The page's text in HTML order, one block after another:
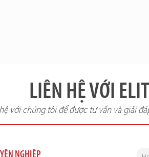
LIÊN HỆ VỚI
với chúng tôi để được tư vấn và giải
NGHIỆP